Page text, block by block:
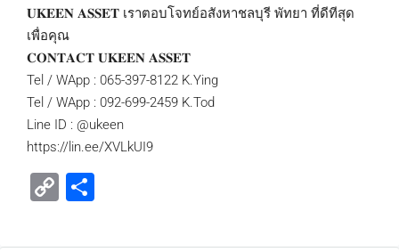
𝐔𝐊𝐄𝐄𝐍 𝐀𝐒𝐒𝐄𝐓 เราตอบโจทย์อสังหาชลบุรี พัทยา ที่ดีทีสุด
เพื่อคุณ
𝐂𝐎𝐍𝐓𝐀𝐂𝐓 𝐔𝐊𝐄𝐄𝐍 𝐀𝐒𝐒𝐄𝐓
Tel / WApp : 065-397-8122 K.Ying
Tel / WApp : 092-699-2459 K.Tod
Line ID : @ukeen
https://lin.ee/XVLkUI9
Copy